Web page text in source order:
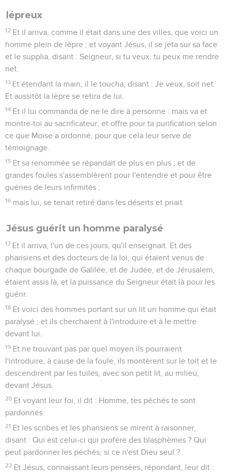
lépreux
12 Et il arriva, comme il était dans une des villes, que voici un
homme plein de lèpre ; et voyant Jésus, il se jeta sur sa face
et le supplia, disant : Seigneur, si tu veux, tu peux me rendre
net.
13 Et étendant la main, il le toucha, disant : Je veux, soit net.
Et aussitôt la lèpre se retira de lui.
14 Et il lui commanda de ne le dire à personne : mais va et
montre-toi au sacrificateur, et offre pour ta purification selon
ce que Moïse a ordonné, pour que cela leur serve de
témoignage.
15 Et sa renommée se répandait de plus en plus ; et de
grandes foules s'assemblèrent pour l'entendre et pour être
guéries de leurs infirmités ;
16 mais lui, se tenait retiré dans les déserts et priait.
Jésus guérit un homme paralysé
17 Et il arriva, l'un de ces jours, qu'il enseignait. Et des
pharisiens et des docteurs de la loi, qui étaient venus de
chaque bourgade de Galilée, et de Judée, et de Jérusalem,
étaient assis là, et la puissance du Seigneur était là pour les
guérir.
18 Et voici des hommes portant sur un lit un homme qui était
paralysé ; et ils cherchaient à l'introduire et à le mettre
devant lui.
19 Et ne trouvant pas par quel moyen ils pourraient
l'introduire, à cause de la foule, ils montèrent sur le toit et le
descendirent par les tuiles, avec son petit lit, au milieu,
devant Jésus.
20 Et voyant leur foi, il dit : Homme, tes péchés te sont
pardonnés.
21 Et les scribes et les pharisiens se mirent à raisonner,
disant : Qui est celui-ci qui profère des blasphèmes ? Qui
peut pardonner les péchés, si ce n'est Dieu seul ?
22 Et Jésus, connaissant leurs pensées, répondant, leur dit :